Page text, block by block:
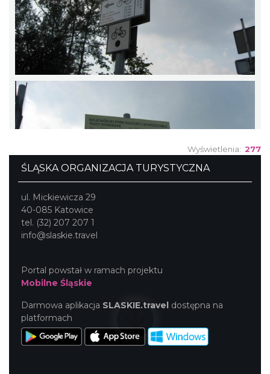
Wyświetlenia: 277
ŚLĄSKA ORGANIZACJA TURYSTYCZNA
ul. Mickiewicza 29
40-085 Katowice
tel. (32) 207 207 1
info@slaskie.travel
Portal powstał w ramach projektu
Mobilne Śląskie
Darmowa aplikacja SLASKIE.travel dostępna na
platformach